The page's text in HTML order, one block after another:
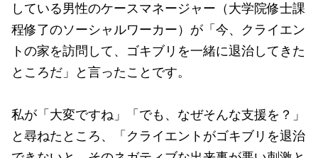
している男性のケースマネージャー（大学院修士課
程修了のソーシャルワーカー）が「今、クライエン
トの家を訪問して、ゴキブリを一緒に退治してきた
ところだ」と言ったことです。
私が「大変ですね」「でも、なぜそんな支援を？」
と尋ねたところ、「クライエントがゴキブリを退治